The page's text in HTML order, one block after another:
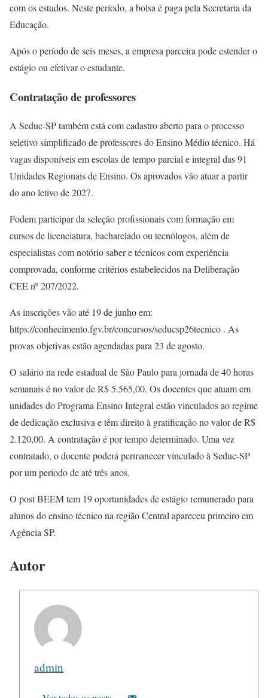
com os estudos. Neste período, a bolsa é paga pela Secretaria da
Educação.
Após o período de seis meses, a empresa parceira pode estender o
estágio ou efetivar o estudante.
Contratação de professores
A Seduc-SP também está com cadastro aberto para o processo
seletivo simplificado de professores do Ensino Médio técnico. Há
vagas disponíveis em escolas de tempo parcial e integral das 91
Unidades Regionais de Ensino. Os aprovados vão atuar a partir
do ano letivo de 2027.
Podem participar da seleção profissionais com formação em
cursos de licenciatura, bacharelado ou tecnólogos, além de
especialistas com notório saber e técnicos com experiência
comprovada, conforme critérios estabelecidos na Deliberação
CEE nº 207/2022.
As inscrições vão até 19 de junho em:
https://conhecimento.fgv.br/concursos/seducsp26tecnico . As
provas objetivas estão agendadas para 23 de agosto.
O salário na rede estadual de São Paulo para jornada de 40 horas
semanais é no valor de R$ 5.565,00. Os docentes que atuam em
unidades do Programa Ensino Integral estão vinculados ao regime
de dedicação exclusiva e têm direito à gratificação no valor de R$
2.120,00. A contratação é por tempo determinado. Uma vez
contratado, o docente poderá permanecer vinculado à Seduc-SP
por um período de até três anos.
O post BEEM tem 19 oportunidades de estágio remunerado para
alunos do ensino técnico na região Central apareceu primeiro em
Agência SP.
Autor
admin